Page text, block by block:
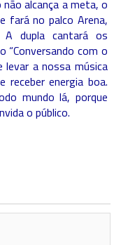
alcança a meta, o
fará no palco Arena,
dupla cantará os
com o
levar a nossa música
receber energia boa.
mundo lá, porque
o público.